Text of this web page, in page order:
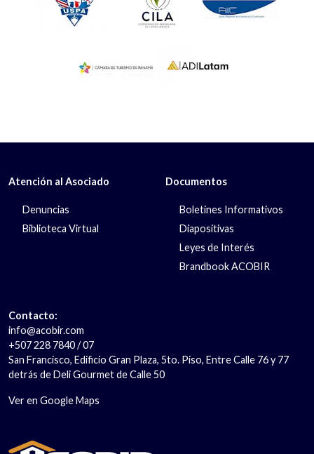
Atención al Asociado
Denuncias
Biblioteca Virtual
Documentos
Boletines Informativos
Diapositivas
Leyes de Interés
Brandbook ACOBIR
Contacto:
info@acobir.com
+507 228 7840 / 07
San Francisco, Edificio Gran Plaza, 5to. Piso, Entre Calle 76 y 77
detrás de Deli Gourmet de Calle 50
Ver en Google Maps